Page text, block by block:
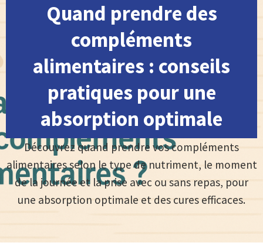
Quand prendre des
compléments
alimentaires : conseils
pratiques pour une
absorption optimale
Découvrez quand prendre vos compléments
alimentaires selon le type de nutriment, le moment
de la journée et la prise avec ou sans repas, pour
une absorption optimale et des cures efficaces.